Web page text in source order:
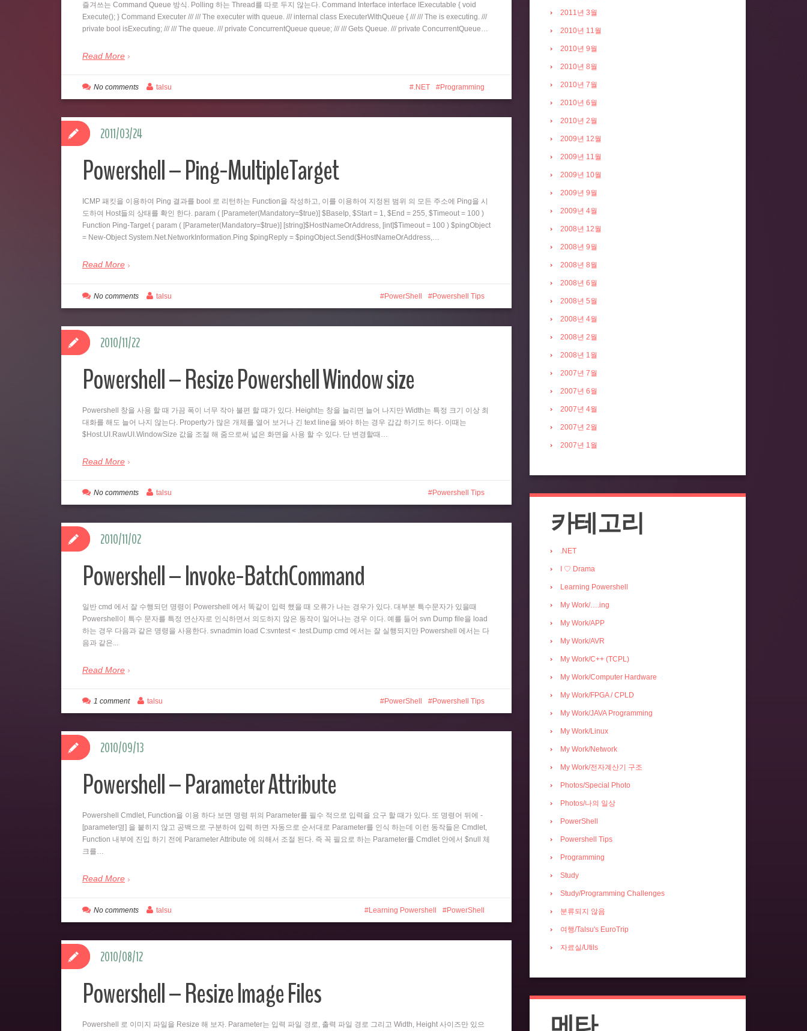
즐겨쓰는 Command Queue 방식. Polling 하는 Thread를 따로 두지 않는다. Command Interface interface IExecutable { void
Execute(); } Command Executer /// /// The executer with queue. /// internal class ExecuterWithQueue { /// /// The is executing. ///
private bool isExecuting; /// /// The queue. /// private ConcurrentQueue queue; /// /// Gets Queue. /// private ConcurrentQueue…
Read More
.NET Programming
No comments talsu
Powershell – Ping-MultipleTarget
ICMP 패킷을 이용하여 Ping 결과를 bool 로 리턴하는 Function을 작성하고, 이를 이용하여 지정된 범위 의 모든 주소에 Ping을 시
도하여 Host들의 상태를 확인 한다. param ( [Parameter(Mandatory=$true)] $BaseIp, $Start = 1, $End = 255, $Timeout = 100 )
Function Ping-Target { param ( [Parameter(Mandatory=$true)] [string]$HostNameOrAddress, [int]$Timeout = 100 ) $pingObject
= New-Object System.Net.NetworkInformation.Ping $pingReply = $pingObject.Send($HostNameOrAddress,…
Read More
2011/03/24
PowerShell Powershell Tips
No comments talsu
Powershell – Resize Powershell Window size
Powershell 창을 사용 할 때 가끔 폭이 너무 작아 불편 할 때가 있다. Height는 창을 늘리면 늘어 나지만 Width는 특정 크기 이상 최
대화를 해도 늘어 나지 않는다. Property가 많은 개체를 열어 보거나 긴 text line을 봐야 하는 경우 갑갑 하기도 하다. 이때는
$Host.UI.RawUI.WindowSize 값을 조절 해 줌으로써 넓은 화면을 사용 할 수 있다. 단 변경할때…
Read More
2010/11/22
Powershell Tips
No comments talsu
Powershell – Invoke-BatchCommand
일반 cmd 에서 잘 수행되던 명령이 Powershell 에서 똑같이 입력 했을 때 오류가 나는 경우가 있다. 대부분 특수문자가 있을때
Powershell이 특수 문자를 특정 연산자로 인식하면서 의도하지 않은 동작이 일어나는 경우 이다. 예를 들어 svn Dump file을 load
하는 경우 다음과 같은 명령을 사용한다. svnadmin load C:svntest < .test.Dump cmd 에서는 잘 실행되지만 Powershell 에서는 다
음과 같은...
Read More
2010/11/02
PowerShell Powershell Tips
1 comment talsu
Powershell – Parameter Attribute
Powershell Cmdlet, Function을 이용 하다 보면 명령 뒤의 Parameter를 필수 적으로 입력을 요구 할 때가 있다. 또 명령어 뒤에 -
[parameter명] 을 붙히지 않고 공백으로 구분하여 입력 하면 자동으로 순서대로 Parameter를 인식 하는데 이런 동작들은 Cmdlet,
Function 내부에 진입 하기 전에 Parameter Attribute 에 의해서 조절 된다. 즉 꼭 필요로 하는 Parameter를 Cmdlet 안에서 $null 체
크를…
Read More
2010/09/13
Learning Powershell PowerShell
No comments talsu
Powershell – Resize Image Files
Powershell 로 이미지 파일을 Resize 해 보자. Parameter는 입력 파일 경로, 출력 파일 경로 그리고 Width, Height 사이즈만 있으
2010/08/12
2011년 3월
2010년 11월
2010년 9월
2010년 8월
2010년 7월
2010년 6월
2010년 2월
2009년 12월
2009년 11월
2009년 10월
2009년 9월
2009년 4월
2008년 12월
2008년 9월
2008년 8월
2008년 6월
2008년 5월
2008년 4월
2008년 2월
2008년 1월
2007년 7월
2007년 6월
2007년 4월
2007년 2월
2007년 1월
카테고리
.NET
I ♡ Drama
Learning Powershell
My Work/….ing
My Work/APP
My Work/AVR
My Work/C++ (TCPL)
My Work/Computer Hardware
My Work/FPGA / CPLD
My Work/JAVA Programming
My Work/Linux
My Work/Network
My Work/전자계산기 구조
Photos/Special Photo
Photos/나의 일상
PowerShell
Powershell Tips
Programming
Study
Study/Programming Challenges
분류되지 않음
여행/Talsu's EuroTrip
자료실/Utils